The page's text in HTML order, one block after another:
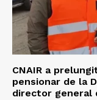
CNAIR a
pensionar de la
director general